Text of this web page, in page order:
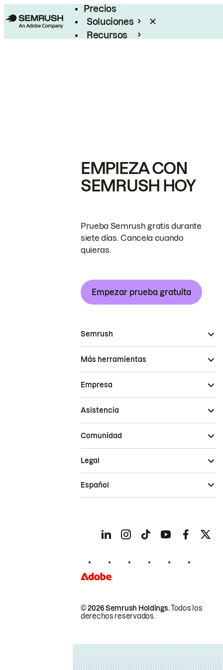
Precios
Soluciones
Recursos
EMPIEZA CON
SEMRUSH HOY
Prueba Semrush gratis durante
siete días. Cancela cuando
quieras.
Empezar prueba gratuita
Semrush
Más herramientas
Empresa
Asistencia
Comunidad
© 2026 Semrush Holdings.Todos los
derechos reservados.
Legal
Español